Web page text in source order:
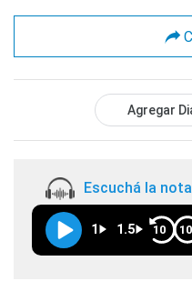
Agregar
Escuchá la
1 1.5 10 10